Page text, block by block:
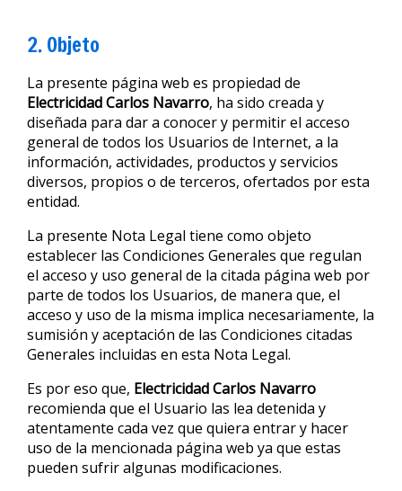
2. Objeto
La presente página web es propiedad de
Electricidad Carlos Navarro, ha sido creada y
diseñada para dar a conocer y permitir el acceso
general de todos los Usuarios de Internet, a la
información, actividades, productos y servicios
diversos, propios o de terceros, ofertados por esta
entidad.
La presente Nota Legal tiene como objeto
establecer las Condiciones Generales que regulan
el acceso y uso general de la citada página web por
parte de todos los Usuarios, de manera que, el
acceso y uso de la misma implica necesariamente, la
sumisión y aceptación de las Condiciones citadas
Generales incluidas en esta Nota Legal.
Es por eso que, Electricidad Carlos Navarro
recomienda que el Usuario las lea detenida y
atentamente cada vez que quiera entrar y hacer
uso de la mencionada página web ya que estas
pueden sufrir algunas modificaciones.